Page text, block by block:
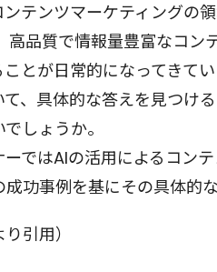
テンツマーケティングの
高品質で情報量豊富なコン
とが日常的になってきて
、具体的な答えを見つけ
しょうか。
ではAIの活用によるコン
功事例を基にその具体的
り引用）